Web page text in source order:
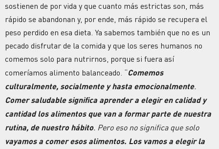
sostienen de por vida y que cuanto más estrictas son, más
rápido se abandonan y, por ende, más rápido se recupera el
peso perdido en esa dieta. Ya sabemos también que no es un
pecado disfrutar de la comida y que los seres humanos no
comemos solo para nutrirnos, porque si fuera así
comeríamos alimento balanceado. “Comemos
culturalmente, socialmente y hasta emocionalmente.
Comer saludable significa aprender a elegir en calidad y
cantidad los alimentos que van a formar parte de nuestra
rutina, de nuestro hábito. Pero eso no significa que solo
vayamos a comer esos alimentos. Los vamos a elegir la